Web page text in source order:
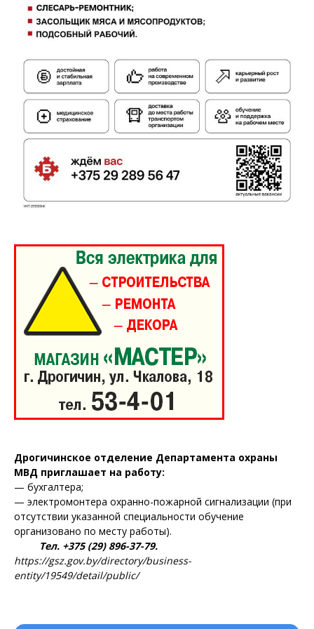
Дрогичинское отделение Департамента охраны
МВД приглашает на работу:
— бухгалтера;
— электромонтера охранно-пожарной сигнализации (при
отсутствии указанной специальности обучение
организовано по месту работы).
Тел. +375 (29) 896-37-79.
https://gsz.gov.by/directory/business-
entity/19549/detail/public/